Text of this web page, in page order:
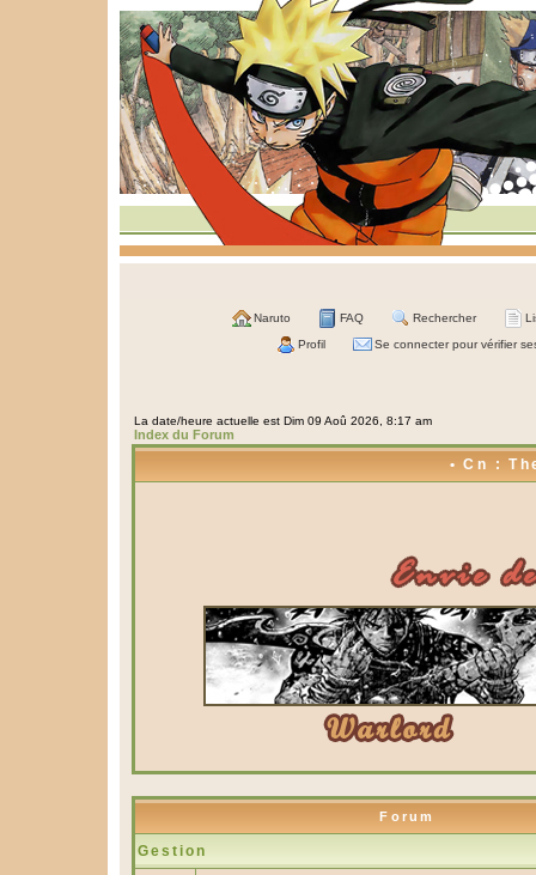
Naruto FAQ Rechercher
Profil Se connecter pour vérifier
La date/heure actuelle est Dim 09 Aoû 2026, 8:17 am
Index du Forum
• Cn :
Forum
Gestion